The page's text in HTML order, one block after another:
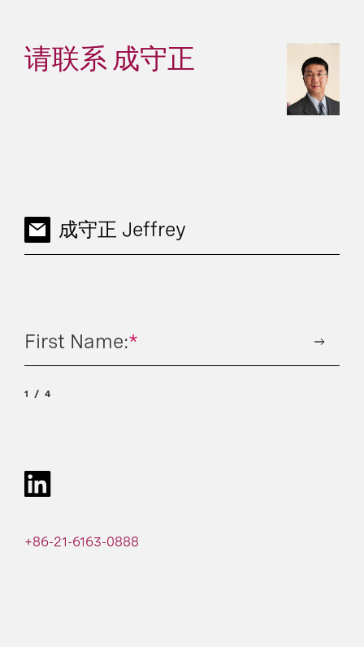
请联系 成守正
+86-21-6163-0888
成守正 Jeffrey
*
First Name:
1 4